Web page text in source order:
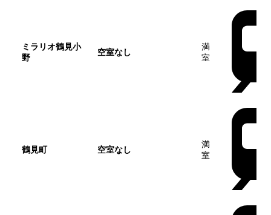
ミラリオ鶴見小
野
空室なし
満
室
鶴見町 空室なし
満
室